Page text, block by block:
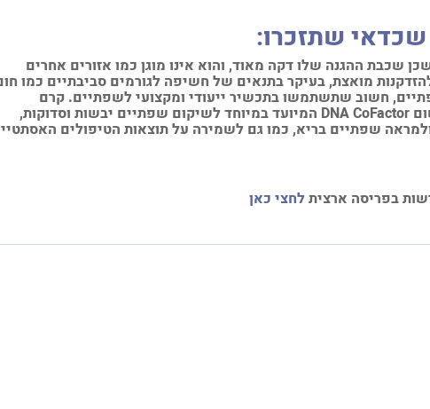
שתזכרו:
שכבת ההגנה שלו דקה מאוד, והוא אינו מוגן כמו אזורים אחרים
מואצת, בעיקר בתנאים של חשיפה לגורמים סביבתיים כמו
חשוב שתשתמשו בתכשיר ייעודי ומקצועי לשפתיים. קרם
DNA CoFactor המיועד במיוחד לשיקום שפתיים יבשות וסדוקות,
שפתיים בריא, כמו גם לשמירה על תוצאות הטיפולים
בפריסה ארציתלחצי כאן